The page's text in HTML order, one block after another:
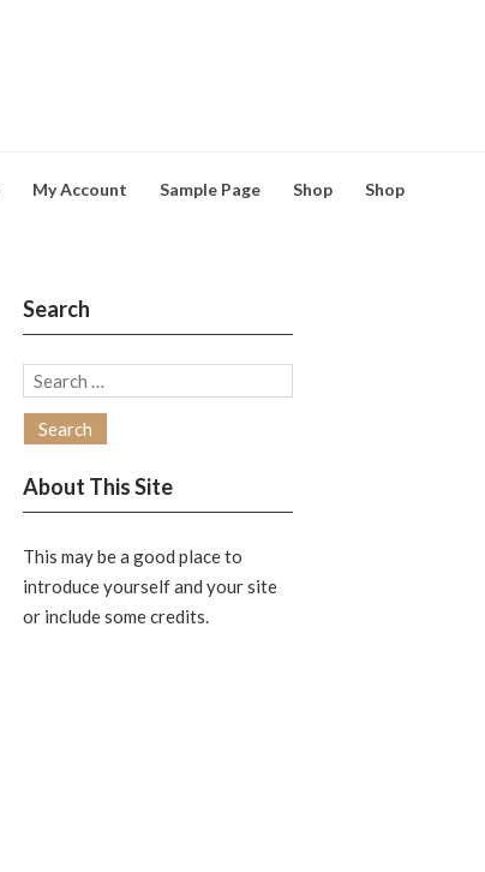
My Account Sample Page Shop Shop
Search
Search
About This Site
This may be a good place to
introduce yourself and your site
or include some credits.